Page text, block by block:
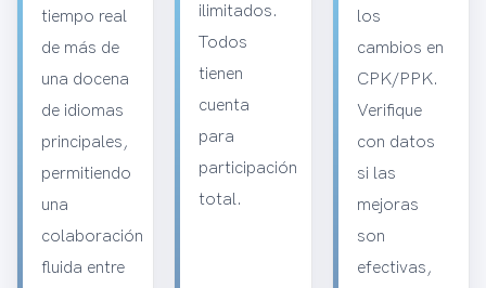
tiempo real
de más de
una docena
de idiomas
principales,
permitiendo
una
colaboración
fluida entre
ilimitados.
Todos
tienen
cuenta
para
participación
total.
los
cambios en
CPK/PPK.
Verifique
con datos
si las
mejoras
son
efectivas,